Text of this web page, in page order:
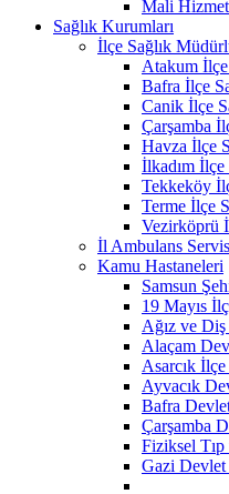
Mali
Sağlık Kurumları
İlçe Sağlık
Atakum
Bafra İlçe
Canik İlçe
Çarşamba
Havza İlçe
İlkadım
Tekkeköy
Terme İlçe
Vezirköprü
İl Ambulans
Kamu Hastaneleri
Samsun
19 Mayıs
Ağız ve Diş
Alaçam
Asarcık
Ayvacık
Bafra
Çarşamba
Fiziksel
Gazi Devlet